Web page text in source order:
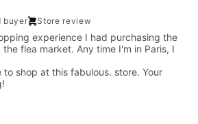
buyer Store review
experience I had purchasing the
flea market. Any time I'm in Paris, I
to shop at this fabulous. store. Your